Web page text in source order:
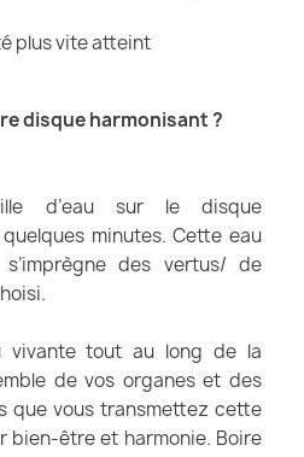
plus vite atteint
disque harmonisant ?
d’eau sur le disque
minutes. Cette eau
des vertus/ de
vivante tout au long de la
de vos organes et des
que vous transmettez cette
bien-être et harmonie. Boire